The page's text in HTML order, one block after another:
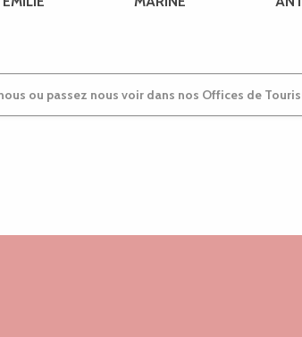
ou passez nous voir dans nos Offices de